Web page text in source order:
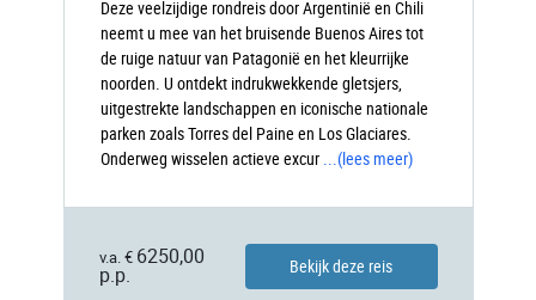
Deze veelzijdige rondreis door Argentinië en Chili
neemt u mee van het bruisende Buenos Aires tot
de ruige natuur van Patagonië en het kleurrijke
noorden. U ontdekt indrukwekkende gletsjers,
uitgestrekte landschappen en iconische nationale
parken zoals Torres del Paine en Los Glaciares.
Onderweg wisselen actieve excur ...(lees meer)
v.a. € 6250,00
p.p.
Bekijk deze reis